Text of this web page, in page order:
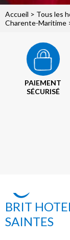
Accueil > Tous les
Charente-Maritime
PAIEMENT
SÉCURISÉ
BRIT
SAINTES